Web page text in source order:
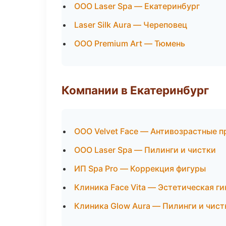
ООО Laser Spa — Екатеринбург
Laser Silk Aura — Череповец
ООО Premium Art — Тюмень
Компании в Екатеринбург
ООО Velvet Face — Антивозрастные
ООО Laser Spa — Пилинги и чистки
ИП Spa Pro — Коррекция фигуры
Клиника Face Vita — Эстетическая
Клиника Glow Aura — Пилинги и